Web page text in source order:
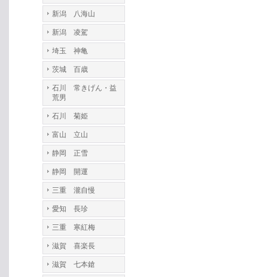
新潟 八海山
新潟 凌駕
埼玉 神亀
茨城 百歳
石川 常きげん・益
荒男
石川 菊姫
富山 立山
静岡 正雪
静岡 開運
三重 瀧自慢
愛知 長珍
三重 寒紅梅
滋賀 喜楽長
滋賀 七本鎗